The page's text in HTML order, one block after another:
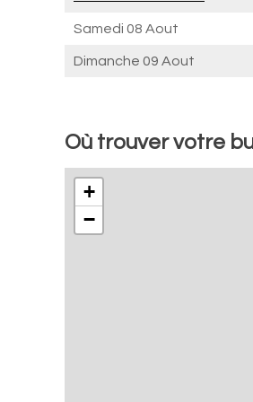
Samedi 08 Aout
Dimanche 09 Aout
Où trouver votre
+
−